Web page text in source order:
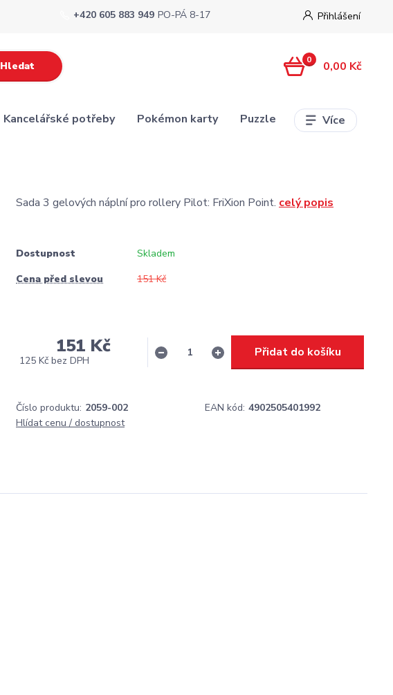
Přihlášení
Hledat
+420 605 883 949 PO-PÁ 8-17
0 0,00 Kč
Kancelářské potřeby Pokémon karty Puzzle Více
Sada 3 gelových náplní pro rollery Pilot: FriXion Point. celý popis
Dostupnost
Skladem
Cena před slevou
151 Kč
151 Kč
125 Kč bez DPH
Přidat do košíku
Číslo produktu: 2059-002 EAN kód: 4902505401992
Hlídat cenu / dostupnost